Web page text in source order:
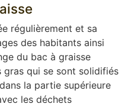
régulièrement et sa
des habitants ainsi
du bac à graisse
qui se sont solidifiés
la partie supérieure
les déchets